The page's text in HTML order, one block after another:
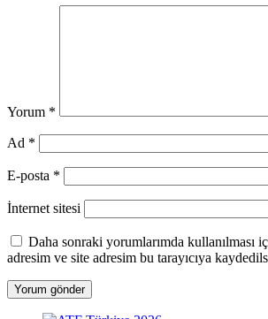
Yorum *
Ad *
E-posta *
İnternet sitesi
Daha sonraki yorumlarımda kullanılması
adresim ve site adresim bu tarayıcıya